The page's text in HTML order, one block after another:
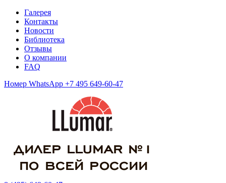
Галерея
Контакты
Новости
Библиотека
Отзывы
О компании
FAQ
Номер WhatsApp +7 495 649-60-47